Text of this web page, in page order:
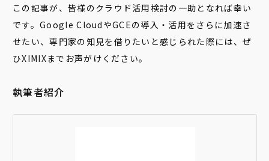
この記事が、皆様のクラウド活用検討の一助となれば幸い
です。Google CloudやGCEの導入・活用をさらに加速さ
せたい、専門家の知見を借りたいと感じられた際には、ぜ
ひXIMIXまでお声がけください。
執筆者紹介